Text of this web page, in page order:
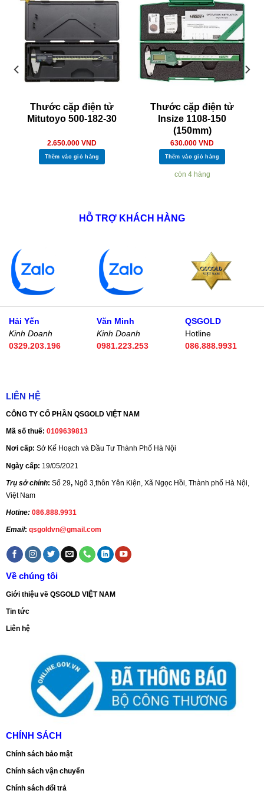
Thước cặp điện tử
Mitutoyo 500-182-30
2.650.000 VND
Thêm vào giỏ hàng
Thước cặp điện tử
Insize 1108-150
(150mm)
630.000 VND
Thêm vào giỏ hàng
còn 4 hàng
HỖ TRỢ KHÁCH HÀNG
Hải Yến
Kinh Doanh
0329.203.196
Văn Minh
Kinh Doanh
0981.223.253
QSGOLD
Hotline
086.888.9931
LIÊN HỆ
CÔNG TY CỔ PHẦN QSGOLD VIỆT NAM
Mã số thuế: 0109639813
Nơi cấp: Sở Kế Hoạch và Đầu Tư Thành Phố Hà Nội
Ngày cấp: 19/05/2021
Trụ sở chính: Số 29, Ngõ 3,thôn Yên Kiện, Xã Ngọc Hồi, Thành phố Hà Nội,
Việt Nam
Hotine: 086.888.9931
Email: qsgoldvn@gmail.com
Về chúng tôi
Giới thiệu về QSGOLD VIỆT NAM
Tin tức
Liên hệ
CHÍNH SÁCH
Chính sách bảo mật
Chính sách vận chuyển
Chính sách đổi trả